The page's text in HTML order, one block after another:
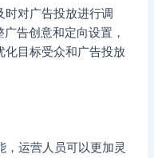
时对广告投放进行调
告创意和定向设置，
化目标受众和广告投放
运营人员可以更加灵